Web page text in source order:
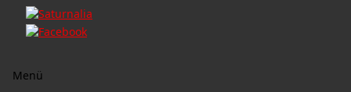
Menü